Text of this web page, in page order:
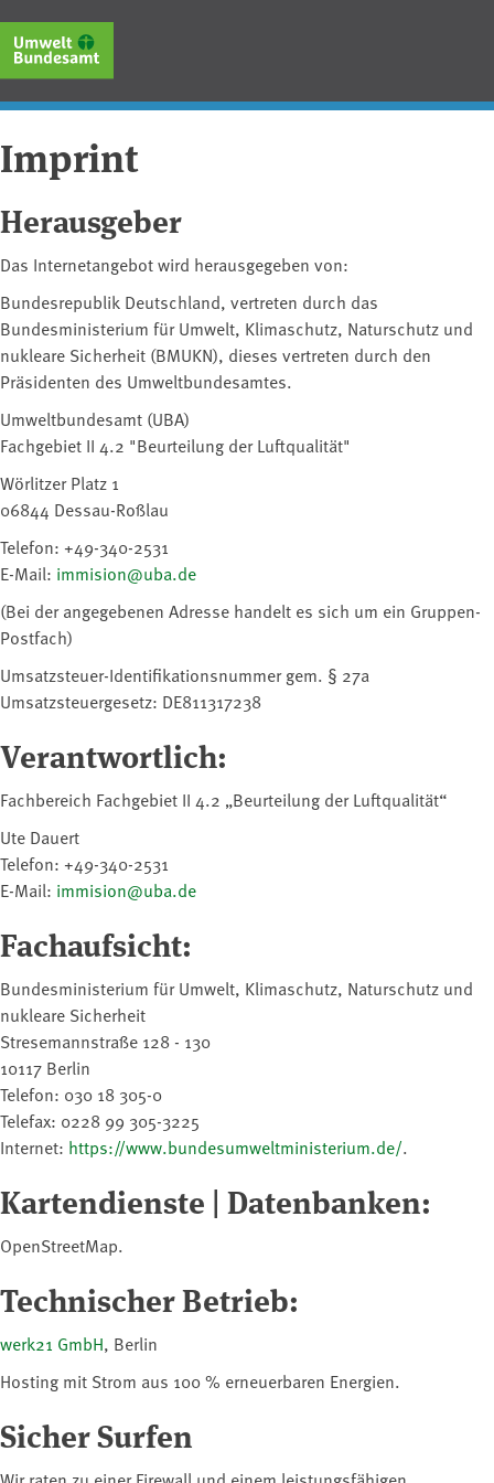
to
main
Imprint
Herausgeber
Das Internetangebot wird herausgegeben von:
Bundesrepublik Deutschland, vertreten durch das
Bundesministerium für Umwelt, ⁠Klimaschutz⁠, Naturschutz und
nukleare Sicherheit (BMUKN), dieses vertreten durch den
Präsidenten des Umweltbundesamtes.
Umweltbundesamt (UBA)
Fachgebiet II 4.2 "Beurteilung der Luftqualität"
Wörlitzer Platz 1
06844 Dessau-Roßlau
Telefon: +49-340-2531
E-Mail: immision@uba.de
(Bei der angegebenen Adresse handelt es sich um ein Gruppen-
Postfach)
Umsatzsteuer-Identifikationsnummer gem. § 27a
Umsatzsteuergesetz: DE811317238
Verantwortlich:
Fachbereich Fachgebiet II 4.2 „Beurteilung der Luftqualität“
Ute Dauert
Telefon: +49-340-2531
E-Mail: immision@uba.de
Fachaufsicht:
Bundesministerium für Umwelt, ⁠Klimaschutz⁠, Naturschutz und
nukleare Sicherheit
Stresemannstraße 128 - 130
10117 Berlin
Telefon: 030 18 305-0
Telefax: 0228 99 305-3225
Internet: https://www.bundesumweltministerium.de/.
Kartendienste | Datenbanken:
OpenStreetMap.
Technischer Betrieb:
werk21 GmbH, Berlin
Hosting mit Strom aus 100 % erneuerbaren Energien.
Sicher Surfen